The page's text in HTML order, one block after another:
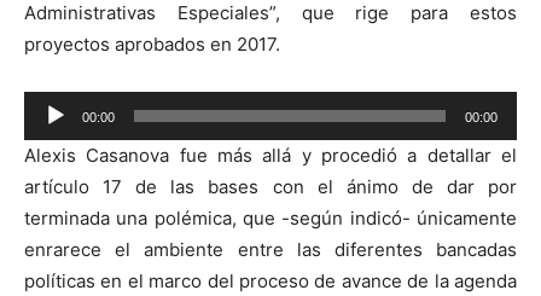
Administrativas Especiales”, que rige para estos
proyectos aprobados en 2017.
Reproductor
de
audio
00:00 00:00
Alexis Casanova fue más allá y procedió a detallar el
artículo 17 de las bases con el ánimo de dar por
terminada una polémica, que -según indicó- únicamente
enrarece el ambiente entre las diferentes bancadas
políticas en el marco del proceso de avance de la agenda